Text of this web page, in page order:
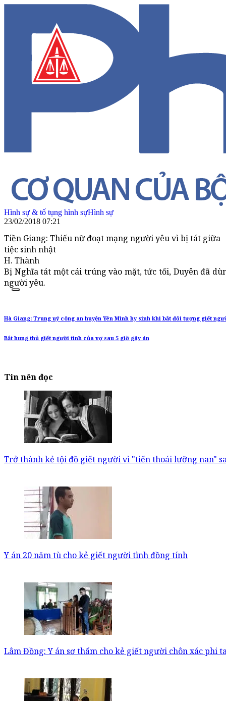
Hình sự & tố tụng hình sựHình sự
23/02/2018 07:21
Tiền Giang: Thiếu nữ đoạt mạng người yêu vì bị tát giữa
tiệc sinh nhật
H. Thành
Bị Nghĩa tát một cái trúng vào mặt, tức tối, Duyên đã
người yêu.
Hà Giang: Trung uý công an huyện Yên Minh hy sinh khi bắt đối tượng giết
Bắt hung thủ giết người tình của vợ sau 5 giờ gây án
Tin nên đọc
Trở thành kẻ tội đồ giết người vì "tiến thoái lưỡng nan"
Y án 20 năm tù cho kẻ giết người tình đồng tính
Lâm Đồng: Y án sơ thẩm cho kẻ giết người chôn xác phi